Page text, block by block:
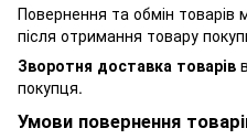
Повернення та обмін
після отримання товару
Зворотня доставка товарів
покупця.
Умови повернення